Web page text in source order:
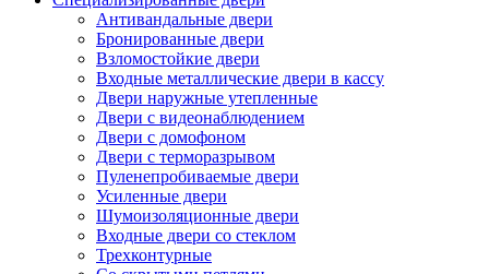
Антивандальные двери
Бронированные двери
Взломостойкие двери
Входные металлические двери в кассу
Двери наружные утепленные
Двери с видеонаблюдением
Двери с домофоном
Двери с терморазрывом
Пуленепробиваемые двери
Усиленные двери
Шумоизоляционные двери
Входные двери со стеклом
Трехконтурные